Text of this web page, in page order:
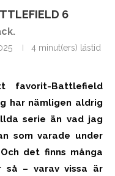
6
4 minut(ers) lästid
favorit-Battlefield
har nämligen aldrig
serie än vad jag
som varade under
det finns många
så – varav vissa är